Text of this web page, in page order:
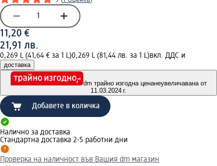
11,20 €
21,91 лв.
0,269 L (41,64 € за 1 L)0,269 L (81,44 лв. за 1 L)вкл. ДДС и
доставка
dm трайно изгодна ценанеувеличавана от
11.03.2024 г.
Добавете в количка
Налично за доставка
Стандартна доставка 2-5 работни дни
Проверка на наличност във Вашия dm магазин